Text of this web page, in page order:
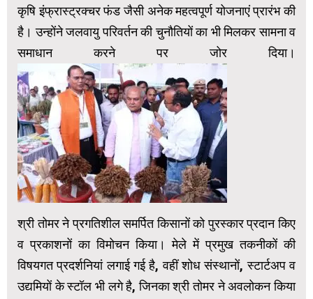
कृषि इंफ्रास्ट्रक्चर फंड जैसी अनेक महत्वपूर्ण योजनाएं प्रारंभ की
है। उन्होंने जलवायु परिवर्तन की चुनौतियों का भी मिलकर सामना व
समाधान करने पर जोर दिया।
श्री तोमर ने प्रगतिशील समर्पित किसानों को पुरस्कार प्रदान किए
व प्रकाशनों का विमोचन किया। मेले में प्रमुख तकनीकों की
विषयगत प्रदर्शनियां लगाई गई है, वहीं शोध संस्थानों, स्टार्टअप व
उद्यमियों के स्टॉल भी लगे है, जिनका श्री तोमर ने अवलोकन किया